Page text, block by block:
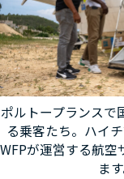
ポルトープランスで
る乗客たち。ハイ
WFPが運営する航
ま